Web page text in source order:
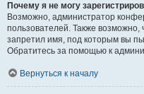
Почему я не могу
Возможно, администратор
пользователей. Также возможно,
запретил имя, под которым вы
Обратитесь за помощью к
Вернуться к началу